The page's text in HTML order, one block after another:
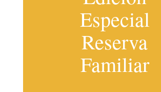
Especial
Reserva
Familiar